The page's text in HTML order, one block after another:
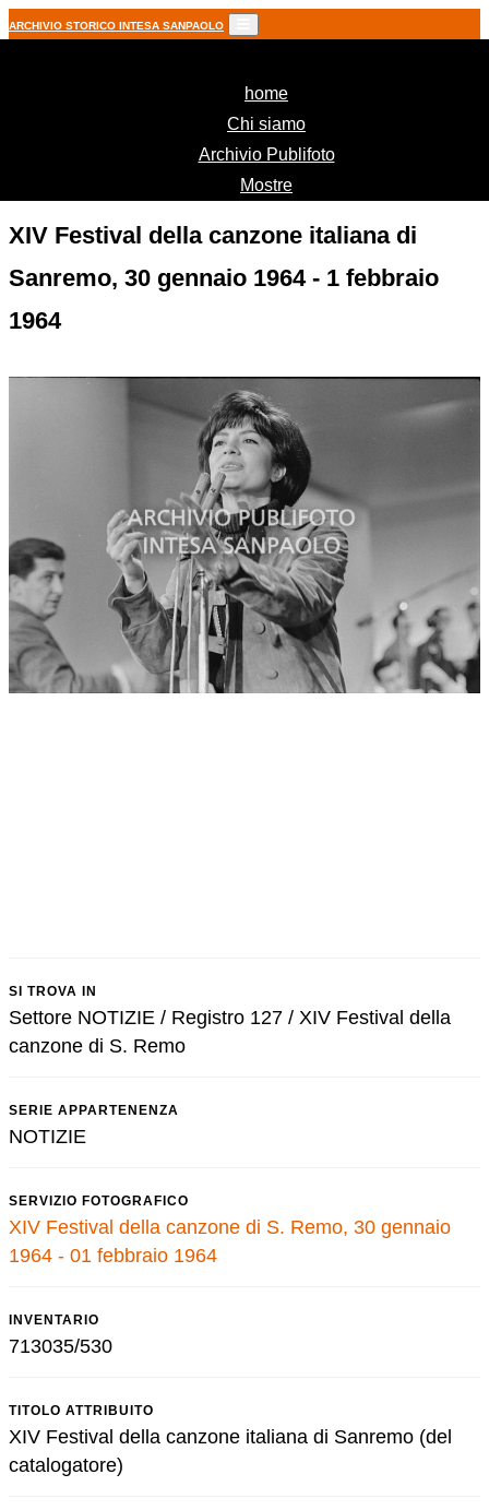
ARCHIVIO STORICO INTESA SANPAOLO
home(current)
Chi siamo
Archivio Publifoto
Mostre
XIV Festival della canzone italiana di
Sanremo, 30 gennaio 1964 - 1 febbraio
1964
SI TROVA IN
Settore NOTIZIE / Registro 127 / XIV Festival della
canzone di S. Remo
SERIE APPARTENENZA
NOTIZIE
SERVIZIO FOTOGRAFICO
XIV Festival della canzone di S. Remo, 30 gennaio
1964 - 01 febbraio 1964
INVENTARIO
713035/530
TITOLO ATTRIBUITO
XIV Festival della canzone italiana di Sanremo (del
catalogatore)